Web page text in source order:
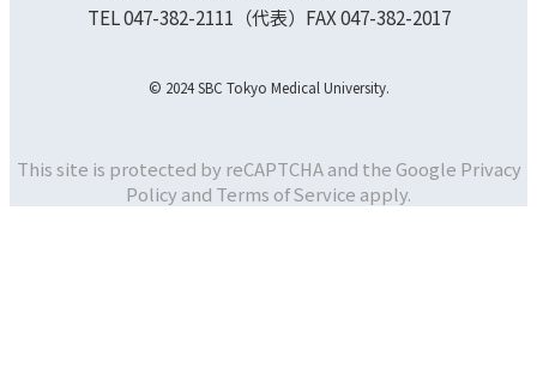
TEL 047-382-2111（代表）FAX 047-382-2017
© 2024 SBC Tokyo Medical University.
This site is protected by reCAPTCHA and the Google Privacy
Policy and Terms of Service apply.